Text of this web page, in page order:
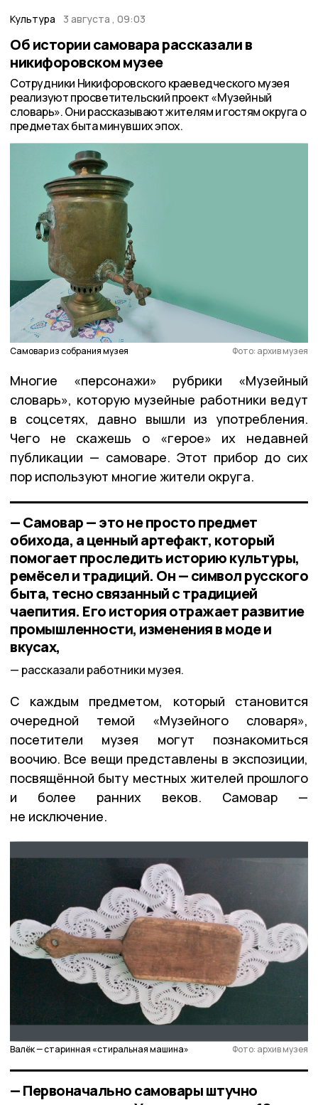
Культура 3 августа , 09:03
Об истории самовара рассказали в
никифоровском музее
Сотрудники Никифоровского краеведческого музея
реализуют просветительский проект «Музейный
словарь». Они рассказывают жителям и гостям округа о
предметах быта минувших эпох.
Самовар из собрания музея Фото: архив музея
Многие «персонажи» рубрики «Музейный
словарь», которую музейные работники ведут
в соцсетях, давно вышли из употребления.
Чего не скажешь о «герое» их недавней
публикации — самоваре. Этот прибор до сих
пор используют многие жители округа.
— Самовар — это не просто предмет
обихода, а ценный артефакт, который
помогает проследить историю культуры,
ремёсел и традиций. Он — символ русского
быта, тесно связанный с традицией
чаепития. Его история отражает развитие
промышленности, изменения в моде и
вкусах,
рассказали работники музея.
С каждым предметом, который становится
очередной темой «Музейного словаря»,
посетители музея могут познакомиться
воочию. Все вещи представлены в экспозиции,
посвящённой быту местных жителей прошлого
и более ранних веков. Самовар —
не исключение.
Валёк — старинная «стиральная машина» Фото: архив музея
— Первоначально самовары штучно